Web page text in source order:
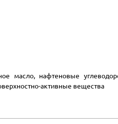
масло, нафтеновые
активные вещества